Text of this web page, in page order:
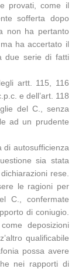
provati, come il
sofferta dopo
non ha pertanto
ha accertato il
due serie di fatti
artt. 115, 116
e dell’art. 118
del C., senza
ad un prudente
di autosufficienza
sia stata
rese.
le ragioni per
C., confermate
di coniugio.
deposizioni
qualificabile
possa avere
nei rapporti di